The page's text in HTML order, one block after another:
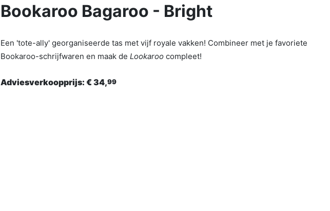
Bookaroo Bagaroo - Bright
Een 'tote-ally' georganiseerde tas met vijf royale vakken! Combineer met je favoriete
Bookaroo-schrijfwaren en maak de Lookaroo compleet!
Adviesverkoopprijs: € 34,99